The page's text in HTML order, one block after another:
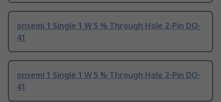
onsemi 1 Single 1 W 5 % Through Hole 2-Pin DO-
41
onsemi 1 Single 1 W 5 % Through Hole 2-Pin DO-
41